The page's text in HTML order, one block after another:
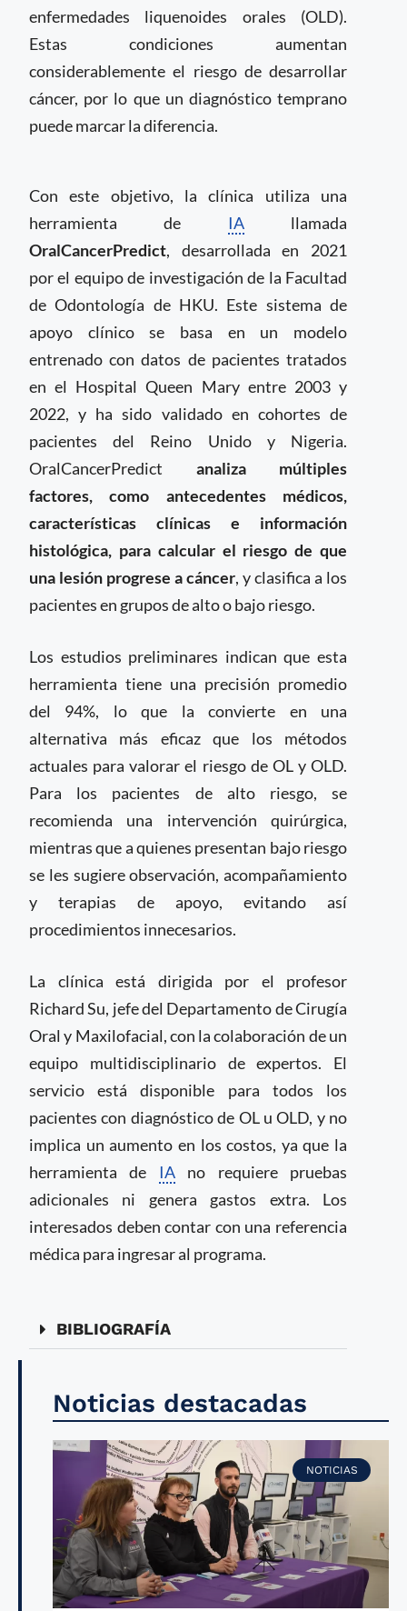
enfermedades liquenoides orales (OLD).
Estas condiciones aumentan
considerablemente el riesgo de desarrollar
cáncer, por lo que un diagnóstico temprano
puede marcar la diferencia.
Con este objetivo, la clínica utiliza una
herramienta de IAllamada
OralCancerPredict, desarrollada en 2021
por el equipo de investigación de la Facultad
de Odontología de HKU. Este sistema de
apoyo clínico se basa en un modelo
entrenado con datos de pacientes tratados
en el Hospital Queen Mary entre 2003 y
2022, y ha sido validado en cohortes de
pacientes del Reino Unido y Nigeria.
OralCancerPredict analiza múltiples
factores, como antecedentes médicos,
características clínicas e información
histológica, para calcular el riesgo de que
una lesión progrese a cáncer, y clasifica a los
pacientes en grupos de alto o bajo riesgo.
Los estudios preliminares indican que esta
herramienta tiene una precisión promedio
del 94%, lo que la convierte en una
alternativa más eficaz que los métodos
actuales para valorar el riesgo de OL y OLD.
Para los pacientes de alto riesgo, se
recomienda una intervención quirúrgica,
mientras que a quienes presentan bajo riesgo
se les sugiere observación, acompañamiento
y terapias de apoyo, evitando así
procedimientos innecesarios.
La clínica está dirigida por el profesor
Richard Su, jefe del Departamento de Cirugía
Oral y Maxilofacial, con la colaboración de un
equipo multidisciplinario de expertos. El
servicio está disponible para todos los
pacientes con diagnóstico de OL u OLD, y no
implica un aumento en los costos, ya que la
herramienta de IAno requiere pruebas
adicionales ni genera gastos extra. Los
interesados deben contar con una referencia
médica para ingresar al programa.
BIBLIOGRAFÍA
Noticias destacadas
NOTICIAS